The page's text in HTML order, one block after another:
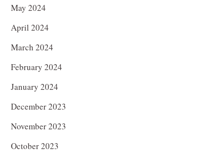
May 2024
April 2024
March 2024
February 2024
January 2024
December 2023
November 2023
October 2023